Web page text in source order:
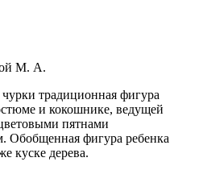
М. А.
традиционная фигура
и кокошнике, ведущей
пятнами
Обобщенная фигура ребенка
куске дерева.